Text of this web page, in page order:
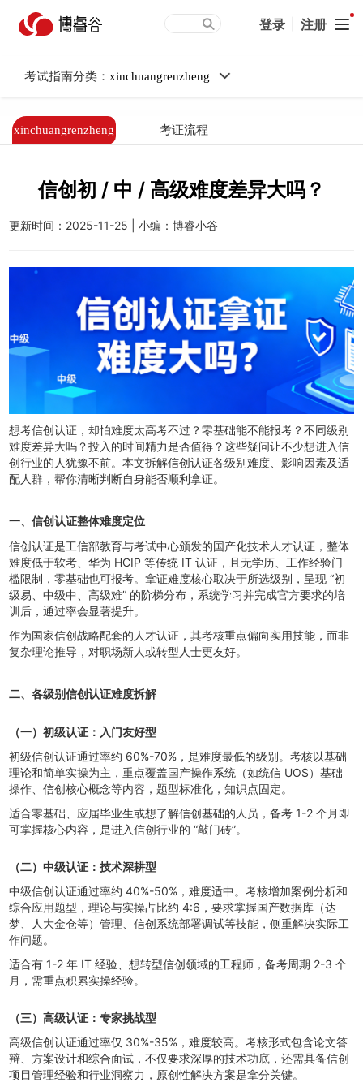
信创初 / 中 / 高级难度差异
大吗？
登录 注册
考试指南分类： xinchuangrenzheng
xinchuangrenzheng 考证流程
信创初 / 中 / 高级难度差异大吗？
更新时间：2025-11-25 | 小编：博睿小谷
想考信创认证，却怕难度太高考不过？零基础能不能报考？不同级别
难度差异大吗？投入的时间精力是否值得？这些疑问让不少想进入信
创行业的人犹豫不前。本文拆解信创认证各级别难度、影响因素及适
配人群，帮你清晰判断自身能否顺利拿证。
一、信创认证整体难度定位
信创认证是工信部教育与考试中心颁发的国产化技术人才认证，整体
难度低于软考、华为 HCIP 等传统 IT 认证，且无学历、工作经验门
槛限制，零基础也可报考。拿证难度核心取决于所选级别，呈现 “初
级易、中级中、高级难” 的阶梯分布，系统学习并完成官方要求的培
训后，通过率会显著提升。
作为国家信创战略配套的人才认证，其考核重点偏向实用技能，而非
复杂理论推导，对职场新人或转型人士更友好。
二、各级别信创认证难度拆解
（一）初级认证：入门友好型
初级信创认证通过率约 60%-70%，是难度最低的级别。考核以基础
理论和简单实操为主，重点覆盖国产操作系统（如统信 UOS）基础
操作、信创核心概念等内容，题型标准化，知识点固定。
适合零基础、应届毕业生或想了解信创基础的人员，备考 1-2 个月即
可掌握核心内容，是进入信创行业的 “敲门砖”。
（二）中级认证：技术深耕型
中级信创认证通过率约 40%-50%，难度适中。考核增加案例分析和
综合应用题型，理论与实操占比约 4:6，要求掌握国产数据库（达
梦、人大金仓等）管理、信创系统部署调试等技能，侧重解决实际工
作问题。
适合有 1-2 年 IT 经验、想转型信创领域的工程师，备考周期 2-3 个
月，需重点积累实操经验。
（三）高级认证：专家挑战型
高级信创认证通过率仅 30%-35%，难度较高。考核形式包含论文答
辩、方案设计和综合面试，不仅要求深厚的技术功底，还需具备信创
项目管理经验和行业洞察力，原创性解决方案是拿分关键。